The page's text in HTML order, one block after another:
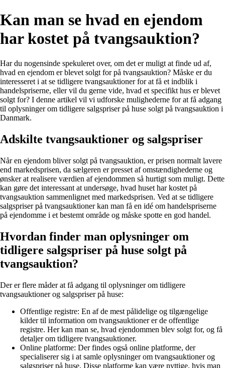
Kan man se hvad en ejendom
har kostet på tvangsauktion?
Har du nogensinde spekuleret over, om det er muligt at finde ud af,
hvad en ejendom er blevet solgt for på tvangsauktion? Måske er du
interesseret i at se tidligere tvangsauktioner for at få et indblik i
handelspriserne, eller vil du gerne vide, hvad et specifikt hus er blevet
solgt for? I denne artikel vil vi udforske mulighederne for at få adgang
til oplysninger om tidligere salgspriser på huse solgt på tvangsauktion i
Danmark.
Adskilte tvangsauktioner og salgspriser
Når en ejendom bliver solgt på tvangsauktion, er prisen normalt lavere
end markedsprisen, da sælgeren er presset af omstændighederne og
ønsker at realisere værdien af ejendommen så hurtigt som muligt. Dette
kan gøre det interessant at undersøge, hvad huset har kostet på
tvangsauktion sammenlignet med markedsprisen. Ved at se tidligere
salgspriser på tvangsauktioner kan man få en idé om handelspriserne
på ejendomme i et bestemt område og måske spotte en god handel.
Hvordan finder man oplysninger om
tidligere salgspriser på huse solgt på
tvangsauktion?
Der er flere måder at få adgang til oplysninger om tidligere
tvangsauktioner og salgspriser på huse:
Offentlige registre: En af de mest pålidelige og tilgængelige
kilder til information om tvangsauktioner er de offentlige
registre. Her kan man se, hvad ejendommen blev solgt for, og få
detaljer om tidligere tvangsauktioner.
Online platforme: Der findes også online platforme, der
specialiserer sig i at samle oplysninger om tvangsauktioner og
salgspriser på huse. Disse platforme kan være nyttige, hvis man